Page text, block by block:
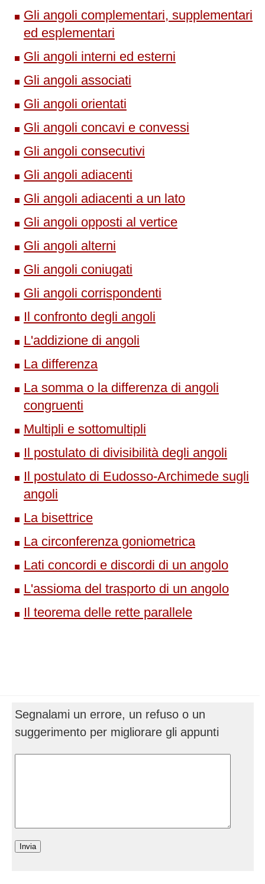
Gli angoli complementari, supplementari
ed esplementari
Gli angoli interni ed esterni
Gli angoli associati
Gli angoli orientati
Gli angoli concavi e convessi
Gli angoli consecutivi
Gli angoli adiacenti
Gli angoli adiacenti a un lato
Gli angoli opposti al vertice
Gli angoli alterni
Gli angoli coniugati
Gli angoli corrispondenti
Il confronto degli angoli
L'addizione di angoli
La differenza
La somma o la differenza di angoli
congruenti
Multipli e sottomultipli
Il postulato di divisibilità degli angoli
Il postulato di Eudosso-Archimede sugli
angoli
La bisettrice
La circonferenza goniometrica
Lati concordi e discordi di un angolo
L'assioma del trasporto di un angolo
Il teorema delle rette parallele
Segnalami un errore, un refuso o un
suggerimento per migliorare gli appunti